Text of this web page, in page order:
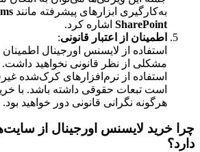
به‌کارگیری ابزارهای پیشرفته مانند
SharePoint اشاره کرد.
اطمینان از اعتبار قانونی:
استفاده از لایسنس اورجینال
مشکلی از نظر قانونی نخواهید
استفاده از نرم‌افزارهای کرک‌شده
است تبعات حقوقی داشته باشد. با
هرگونه نگرانی قانونی دور خواهید بود.
چرا خرید لایسنس اورجینال از
دارد؟